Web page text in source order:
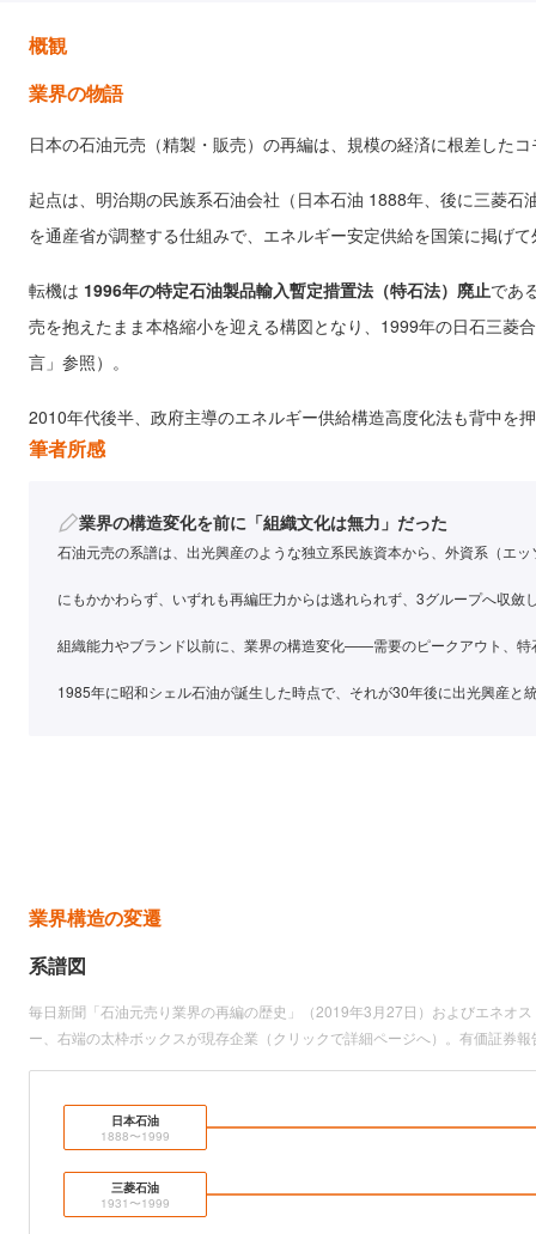
概観
業界の物語
日本の石油元売（精製・販売）の再編は、規模の経済に根差した
起点は、明治期の民族系石油会社（日本石油 1888年、後に三菱
を通産省が調整する仕組みで、エネルギー安定供給を国策に掲げ
転機は 1996年の特定石油製品輸入暫定措置法（特石法）廃止であ
売を抱えたまま本格縮小を迎える構図となり、1999年の日石三菱
言」参照）。
2010年代後半、政府主導のエネルギー供給構造高度化法も背中を
筆者所感
業界の構造変化を前に「組織文化は無力」だった
石油元売の系譜は、出光興産のような独立系民族資本から、外資系（エ
にもかかわらず、いずれも再編圧力からは逃れられず、3グループへ収斂
組織能力やブランド以前に、業界の構造変化——需要のピークアウト、
1985年に昭和シェル石油が誕生した時点で、それが30年後に出光興産
業界構造の変遷
系譜図
毎日新聞「石油元売り業界の再編の歴史」（2019年3月27日）およびエネオ
ー、右端の太枠ボックスが現存企業（クリックで詳細ページへ）。有価証券
日本石油
1888〜1999
三菱石油
1931〜1999